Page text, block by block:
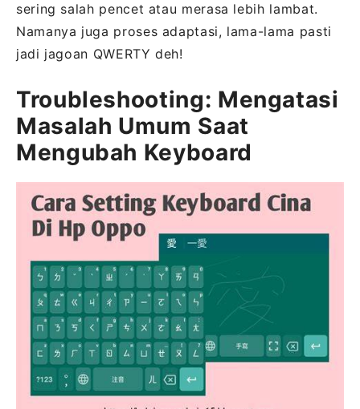
sering salah pencet atau merasa lebih lambat.
Namanya juga proses adaptasi, lama-lama pasti
jadi jagoan QWERTY deh!
Troubleshooting: Mengatasi
Masalah Umum Saat
Mengubah Keyboard